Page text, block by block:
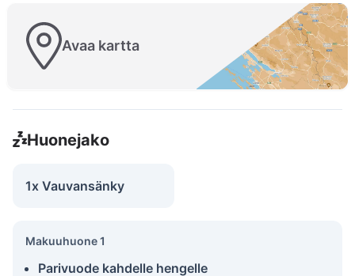
Avaa kartta
Huonejako
1x Vauvansänky
Makuuhuone 1
Parivuode kahdelle hengelle